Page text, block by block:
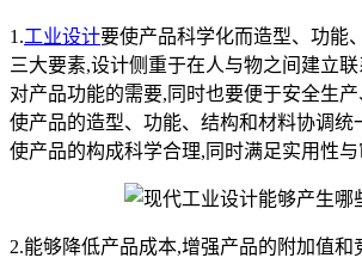
1.工业设计要使产品科学化而造型、功能
三大要素,设计侧重于在人与物之间建立联
对产品功能的需要,同时也要便于安全生
使产品的造型、功能、结构和材料协调统
使产品的构成科学合理,同时满足实用性与
2.能够降低产品成本,增强产品的附加值和